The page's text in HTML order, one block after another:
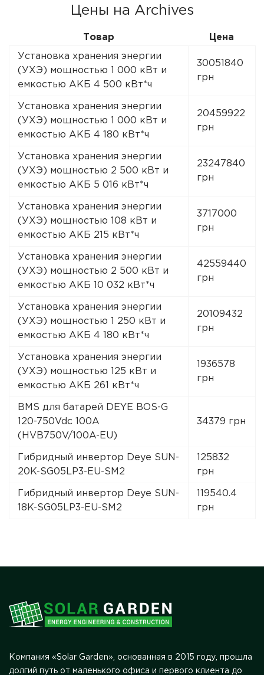
Цены на Archives
Товар Цена
Установка хранения энергии
(УХЭ) мощностью 1 000 кВт и
емкостью АКБ 4 500 кВт*ч
30051840
грн
Установка хранения энергии
(УХЭ) мощностью 1 000 кВт и
емкостью АКБ 4 180 кВт*ч
20459922
грн
Установка хранения энергии
(УХЭ) мощностью 2 500 кВт и
емкостью АКБ 5 016 кВт*ч
23247840
грн
Установка хранения энергии
(УХЭ) мощностью 108 кВт и
емкостью АКБ 215 кВт*ч
3717000
грн
Установка хранения энергии
(УХЭ) мощностью 2 500 кВт и
емкостью АКБ 10 032 кВт*ч
42559440
грн
Установка хранения энергии
(УХЭ) мощностью 1 250 кВт и
емкостью АКБ 4 180 кВт*ч
20109432
грн
Установка хранения энергии
(УХЭ) мощностью 125 кВт и
емкостью АКБ 261 кВт*ч
1936578
грн
BMS для батарей DEYE BOS-G
120-750Vdc 100A
(HVB750V/100A-EU)
34379 грн
Гибридный инвертор Deye SUN-
20K-SG05LP3-EU-SM2
125832
грн
Гибридный инвертор Deye SUN-
18K-SG05LP3-EU-SM2
119540.4
грн
Компания «Solar Garden», основанная в 2015 году, прошла
долгий путь от маленького офиса и первого клиента до